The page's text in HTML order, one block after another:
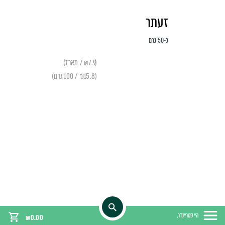
זעתר
כ-50 גרם
(₪7.9 / מארז)
(₪15.8 / 100 גרם)
היי סטריינג'ר, ₪0.00